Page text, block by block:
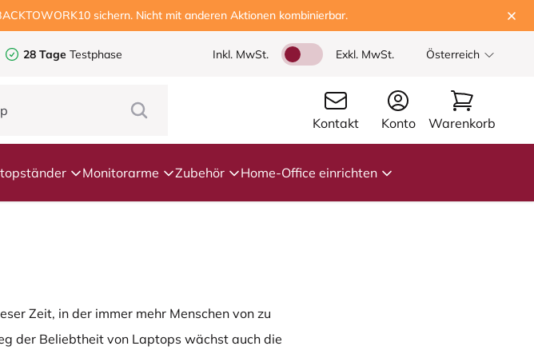
sichern. Nicht mit anderen Aktionen kombinierbar.
28 Tage Testphase Inkl. MwSt. Exkl. MwSt. Österreich
Kontakt Konto Warenkorb
Monitorarme Zubehör Home-Office einrichten
Zeit, in der immer mehr Menschen von zu
der Beliebtheit von Laptops wächst auch die